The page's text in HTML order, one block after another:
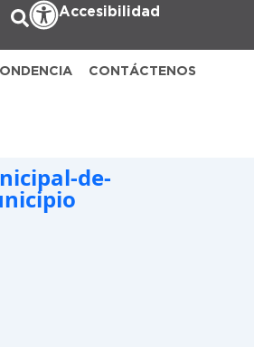
Accesibilidad
CONTÁCTENOS
de-